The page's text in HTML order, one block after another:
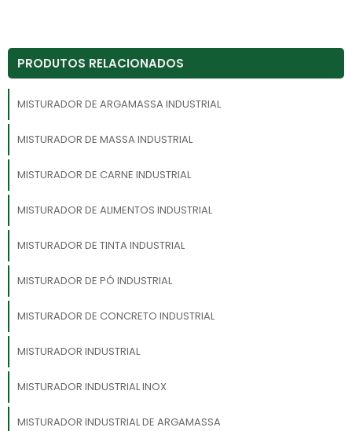
PRODUTOS RELACIONADOS
MISTURADOR DE ARGAMASSA INDUSTRIAL
MISTURADOR DE MASSA INDUSTRIAL
MISTURADOR DE CARNE INDUSTRIAL
MISTURADOR DE ALIMENTOS INDUSTRIAL
MISTURADOR DE TINTA INDUSTRIAL
MISTURADOR DE PÓ INDUSTRIAL
MISTURADOR DE CONCRETO INDUSTRIAL
MISTURADOR INDUSTRIAL
MISTURADOR INDUSTRIAL INOX
MISTURADOR INDUSTRIAL DE ARGAMASSA